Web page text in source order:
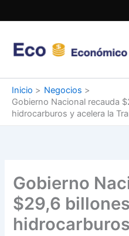
al
Inicio
Negocios
Gobierno Nacional recauda
hidrocarburos y acelera la
Gobierno
$29,6